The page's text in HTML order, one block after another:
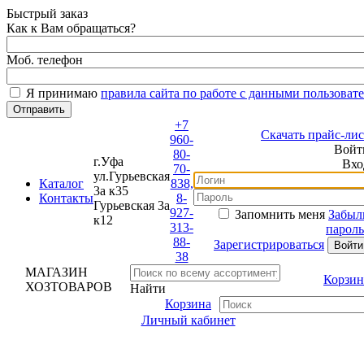
Быстрый заказ
Как к Вам обращаться?
Моб. телефон
Я принимаюправила сайта по работе с данными
Каталог
Контакты
г.Уфа
ул.Гурьевская
3а к35
Гурьевская 3а
к12
+7
960-
80-
70-
838,
8-
927-
313-
88-
38
Скачать прайс-лист
Войти
Вход
Запомнить меня Забыли
пароль?
Зарегистрироваться
МАГАЗИН
ХОЗТОВАРОВ
Найти
Корзина
Корзина
Личный кабинет